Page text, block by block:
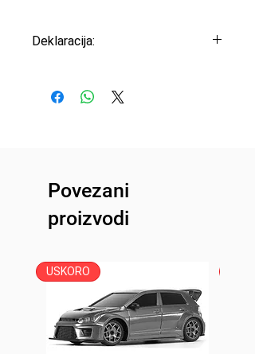
Deklaracija:
d.o.o.
Povezani
proizvodi
USKORO